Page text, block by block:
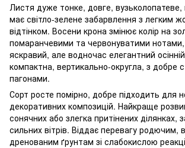
Листя дуже тонке, довге, вузьколопатеве,
має світло-зелене забарвлення з легким
відтінком. Восени крона змінює колір на
помаранчевими та червонуватими
яскравий, але водночас елегантний
компактна, вертикально-округла, з добре
пагонами.
Сорт росте помірно, добре підходить для
декоративних композицій. Найкраще
сонячних або злегка притінених ділянках,
сильних вітрів. Віддає перевагу родючим,
дренованим ґрунтам зі слабокислою